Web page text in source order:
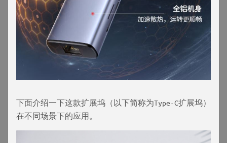
下面介绍一下这款扩展坞（以下简称为Type-C扩展坞）
在不同场景下的应用。